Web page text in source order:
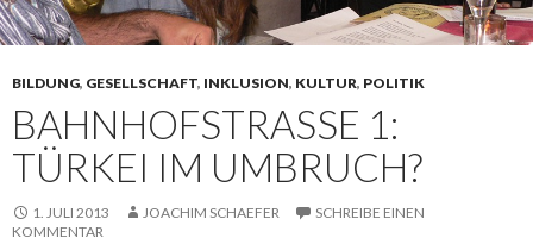
BILDUNG, GESELLSCHAFT, INKLUSION, KULTUR, POLITIK
BAHNHOFSTRASSE 1: T
ÜRKEI IM UMBRUCH?
1. JULI 2013 JOACHIM SCHAEFER
SCHREIBE EINEN
KOMMENTAR